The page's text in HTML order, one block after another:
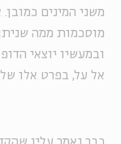
משני המינים
מוסכמות ממה
ובמעשיו יוצאי
אל על, בפרט אלו